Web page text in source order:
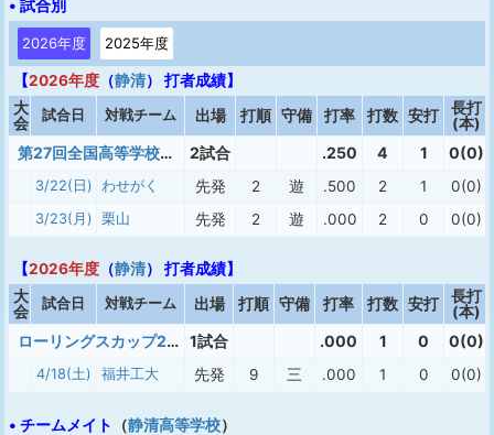
• 試合別
2026年度 2025年度
【2026年度 （静清） 打者成績】
大
会
試合日 対戦チーム 出場 打順 守備 打率 打数 安打
長打
(本)
第27回全国高等学校女子硬式野球選抜大会 2試合 .250 4 1 0(0)
3/22(日) わせがく 先発 2 遊 .500 2 1 0(0)
3/23(月) 栗山 先発 2 遊 .000 2 0 0(0)
【2026年度 （静清） 打者成績】
大
会
試合日 対戦チーム 出場 打順 守備 打率 打数 安打
長打
(本)
ローリングスカップ2026 春季センタートーナメント 1試合 .000 1 0 0(0)
4/18(土) 福井工大 先発 9 三 .000 1 0 0(0)
• チームメイト （静清高等学校）